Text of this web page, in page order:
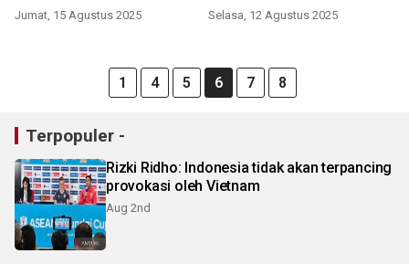
Jumat, 15 Agustus 2025 Selasa, 12 Agustus 2025
1 4 5 6 7 8
Terpopuler -
Rizki Ridho: Indonesia tidak akan terpancing
provokasi oleh Vietnam
Aug 2nd